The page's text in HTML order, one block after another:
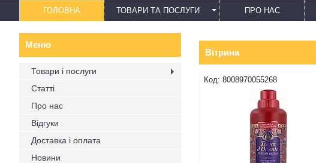
ГОЛОВНА ТОВАРИ ТА ПОСЛУГИ ПРО НАС
Вітрина
8008970055268
Товари і послуги
Статті
Про нас
Відгуки
Доставка і оплата
Новини